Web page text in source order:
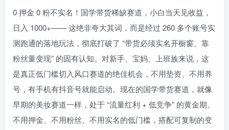
0 押金 0 粉不实名！国学带货稀缺赛道，小白当天见收益，
日入 1000+—— 这绝非夸大其词，而是经过 260 多个账号实
测跑通的落地玩法，彻底打破了 “带货必须实名开橱窗、靠
粉丝量变现” 的固有认知。对新手、宝妈、上班族来说，这
是真正低门槛切入风口赛道的绝佳机会，不用垫资、不用养
号，有手机有抖音号就能启动。现在的国学带货赛道，就像
早期的美妆赛道一样，处于 “流量红利 + 低竞争” 的黄金期。
不用押金、不用粉丝、不用实名的低门槛，搭配可复制的变